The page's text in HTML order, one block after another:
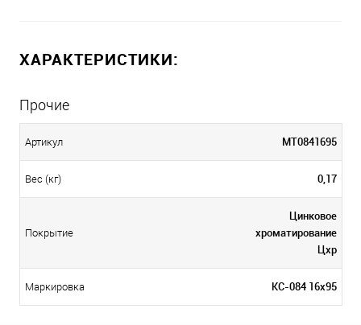
ХАРАКТЕРИСТИКИ:
Прочие
Артикул МТ0841695
Вес (кг) 0,17
Покрытие
Цинковое
хроматирование
Цхр
Маркировка КС-084 16х95